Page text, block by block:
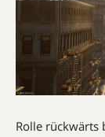
Rolle rückwärts